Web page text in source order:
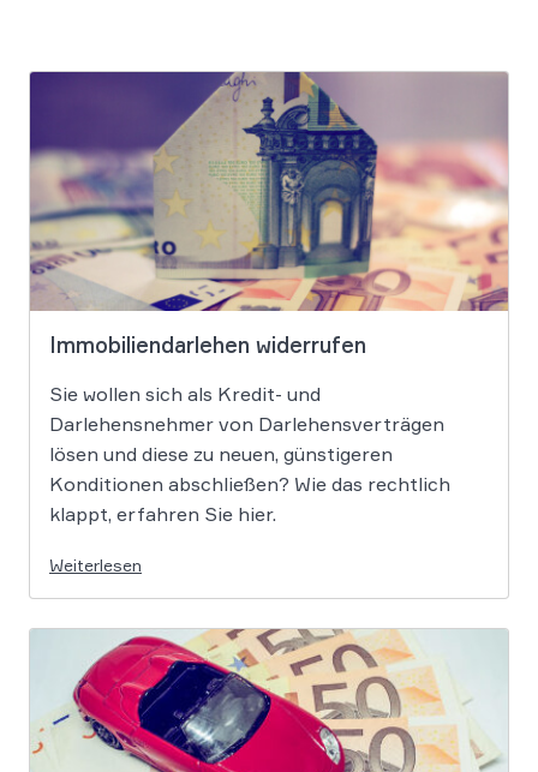
Immobiliendarlehen widerrufen
Sie wollen sich als Kredit- und
Darlehensnehmer von Darlehensverträgen
lösen und diese zu neuen, günstigeren
Konditionen abschließen? Wie das rechtlich
klappt, erfahren Sie hier.
Weiterlesen